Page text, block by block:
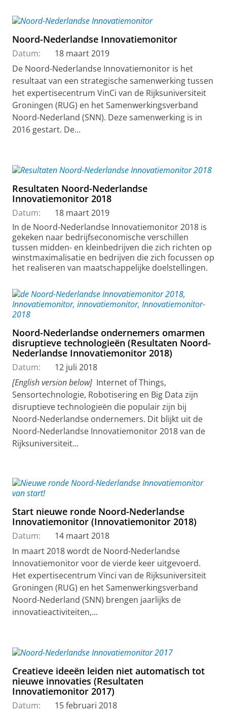
Noord-Nederlandse Innovatiemonitor
Datum:
18 maart 2019
De Noord-Nederlandse Innovatiemonitor is het
resultaat van een strategische samenwerking tussen
het expertisecentrum VinCi van de Rijksuniversiteit
Groningen (RUG) en het Samenwerkingsverband
Noord-Nederland (SNN). Deze samenwerking is in
2016 gestart. De...
Resultaten Noord-Nederlandse
Innovatiemonitor 2018
Datum:
18 maart 2019
In de Noord-Nederlandse Innovatiemonitor 2018 is
gekeken naar bedrijfseconomische verschillen
tussen midden- en kleinbedrijven die zich richten op
winstmaximalisatie en bedrijven die zich focussen op
het realiseren van maatschappelijke doelstellingen.
Noord-Nederlandse ondernemers omarmen
disruptieve technologieën (Resultaten Noord-
Nederlandse Innovatiemonitor 2018)
Datum:
12 juli 2018
[English version below] Internet of Things,
Sensortechnologie, Robotisering en Big Data zijn
disruptieve technologieën die populair zijn bij
Noord-Nederlandse ondernemers. Dit blijkt uit de
Noord-Nederlandse Innovatiemonitor 2018 van de
Rijksuniversiteit...
Start nieuwe ronde Noord-Nederlandse
Innovatiemonitor (Innovatiemonitor 2018)
Datum:
14 maart 2018
In maart 2018 wordt de Noord-Nederlandse
Innovatiemonitor voor de vierde keer uitgevoerd.
Het expertisecentrum Vinci van de Rijksuniversiteit
Groningen (RUG) en het Samenwerkingsverband
Noord-Nederland (SNN) brengen jaarlijks de
innovatieactiviteiten,...
Creatieve ideeën leiden niet automatisch tot
nieuwe innovaties (Resultaten
Innovatiemonitor 2017)
Datum:
15 februari 2018